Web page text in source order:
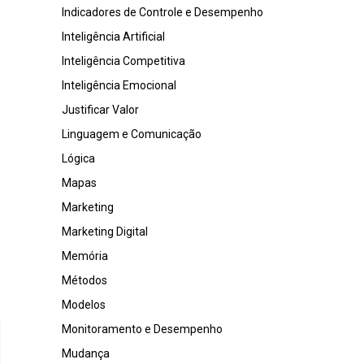
Indicadores de Controle e Desempenho
Inteligência Artificial
Inteligência Competitiva
Inteligência Emocional
Justificar Valor
Linguagem e Comunicação
Lógica
Mapas
Marketing
Marketing Digital
Memória
Métodos
Modelos
Monitoramento e Desempenho
Mudança